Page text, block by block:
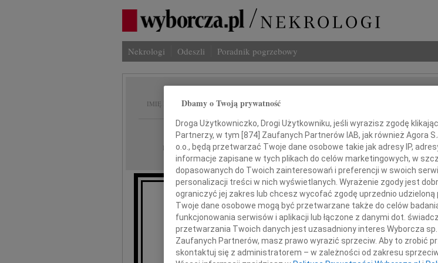
Nekrologi Odeszli Poradnik pogrzebowy
IMIĘ I NAZWISKO: Stanisław Wrycza
REGION: Gdańsk
DATA EMISJI: 10.06.2022
Podziękowanie
Składam serdeczne podziękowania
Dbamy o Twoją prywatność
Droga Użytkowniczko, Drogi Użytkowniku, jeśli wyrazisz zgodę
Partnerzy, w tym [ 874 ] Zaufanych Partnerów IAB, jak również Agora
o.o., będą przetwarzać Twoje dane osobowe takie jak adresy IP,
informacje zapisane w tych plikach do celów marketingowych, w
dopasowanych do Twoich zainteresowań i preferencji w swoich
personalizacji treści w nich wyświetlanych. Wyrażenie zgody jest
ograniczyć jej zakres lub chcesz wycofać zgodę uprzednio udzieloną
Twoje dane osobowe mogą być przetwarzane także do celów
funkcjonowania serwisów i aplikacji lub łączone z danymi dot.
przetwarzania Twoich danych jest uzasadniony interes Wyborcza sp.
Zaufanych Partnerów, masz prawo wyrazić sprzeciw. Aby to zrobić
skontaktuj się z administratorem – w zależności od zakresu